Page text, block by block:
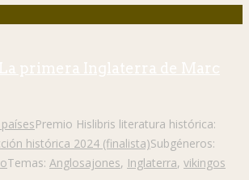
primera Inglaterra de Marc
Premio Hislibris literatura histórica:
histórica 2024 (finalista)Subgéneros:
Temas: Anglosajones, Inglaterra, vikingos